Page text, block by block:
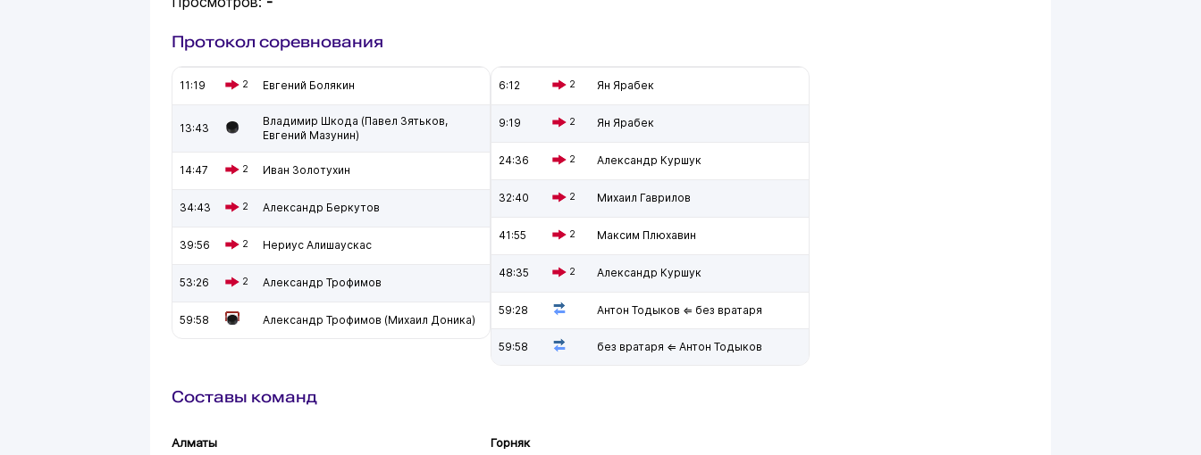
Протокол соревнования
11:19 2 Евгений Болякин
13:43
Владимир Шкода (Павел Зятьков,
Евгений Мазунин)
14:47 2 Иван Золотухин
34:43 2 Александр Беркутов
39:56 2 Нериус Алишаускас
53:26 2 Александр Трофимов
59:58 Александр Трофимов (Михаил Доника)
6:12 2 Ян Ярабек
9:19 2 Ян Ярабек
24:36 2 Александр Куршук
32:40 2 Михаил Гаврилов
41:55 2 Максим Плюхавин
48:35 2 Александр Куршук
59:28 Антон Тодыков ⇐ без вратаря
59:58 без вратаря ⇐ Антон Тодыков
Составы команд
Алматы Горняк